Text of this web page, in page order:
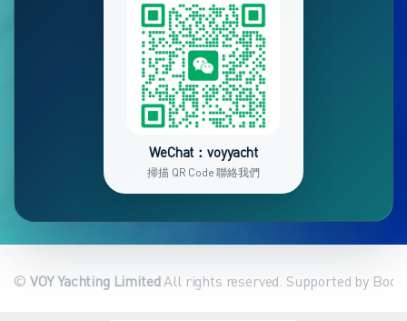
WeChat：voyyacht
掃描 QR Code 聯絡我們
© VOY Yachting LimitedAll rights reserved. Supported by